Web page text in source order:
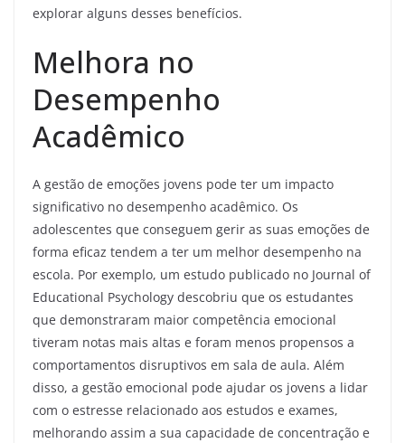
explorar alguns desses benefícios.
Melhora no
Desempenho
Acadêmico
A gestão de emoções jovens pode ter um impacto
significativo no desempenho acadêmico. Os
adolescentes que conseguem gerir as suas emoções de
forma eficaz tendem a ter um melhor desempenho na
escola. Por exemplo, um estudo publicado no Journal of
Educational Psychology descobriu que os estudantes
que demonstraram maior competência emocional
tiveram notas mais altas e foram menos propensos a
comportamentos disruptivos em sala de aula. Além
disso, a gestão emocional pode ajudar os jovens a lidar
com o estresse relacionado aos estudos e exames,
melhorando assim a sua capacidade de concentração e